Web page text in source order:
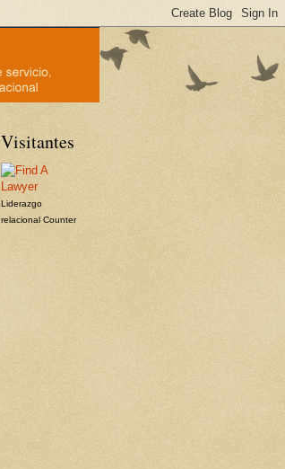
Visitantes
Liderazgo
relacional Counter